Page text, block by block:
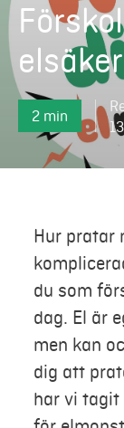
Förnya
Se avbrott
Få bonus
Elnät
Logga in
Mina
2 min
Hur pratar
du som
dag. El är
men kan
dig att
har vi tagit